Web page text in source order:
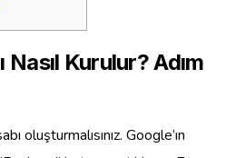
Kurulur? Adım
oluşturmalısınız. Google’ın